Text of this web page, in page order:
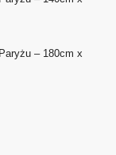
– 180cm x